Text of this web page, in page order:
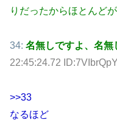
りだったからほとんど
34: 名無しですよ、名無
22:45:24.72
>>33
なるほど